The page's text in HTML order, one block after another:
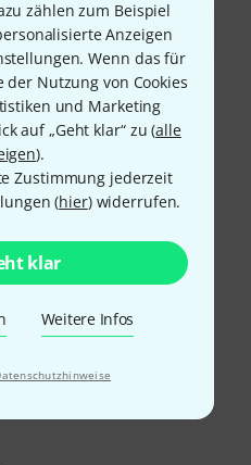
zählen zum Beispiel
Anzeigen
Wenn das für
der Nutzung von Cookies
und Marketing
auf „Geht klar“ zu (alle
).
Zustimmung jederzeit
(hier) widerrufen.
klar
Weitere Infos
per Nachnahme,
Klarna Sofort bezahlen